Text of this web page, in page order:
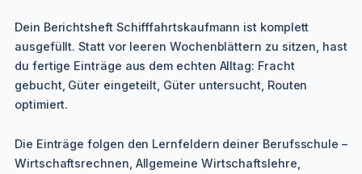
Dein Berichtsheft Schifffahrtskaufmann ist komplett
ausgefüllt. Statt vor leeren Wochenblättern zu sitzen, hast
du fertige Einträge aus dem echten Alltag: Fracht
gebucht, Güter eingeteilt, Güter untersucht, Routen
optimiert.
Die Einträge folgen den Lernfeldern deiner Berufsschule –
Wirtschaftsrechnen, Allgemeine Wirtschaftslehre,